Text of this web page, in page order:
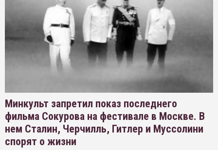
Минкульт запретил показ последнего
фильма Сокурова на фестивале в Москве. В
нем Сталин, Черчилль, Гитлер и Муссолини
спорят о жизни